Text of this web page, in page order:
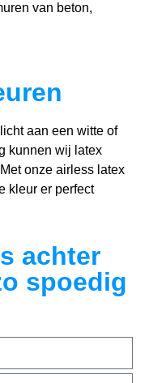
van beton,
aan een witte of
kunnen wij latex
onze airless latex
kleur er perfect
achter
spoedig